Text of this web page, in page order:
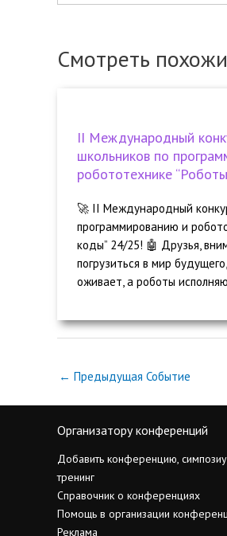
Смотреть
II Международный
школьников по
робототехнике
🚀 II Международный
программированию и
коды” 24/25! 🤖 Друзья,
погрузиться в мир
оживает, а роботы
← Предыдущая Событие
Организатору конференций
Добавить конференцию,
тренинг
Справочник о конференциях
Помощь в организации
Реклама